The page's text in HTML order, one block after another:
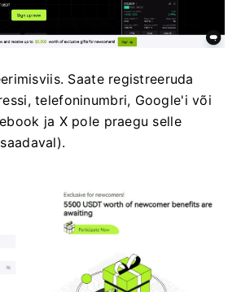
Saate registreeruda
telefoninumbri, Google'i või
ja X pole praegu selle